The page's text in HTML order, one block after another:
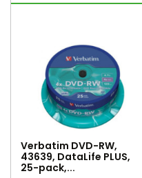
Verbatim DVD-RW,
43639, DataLife PLUS,
25-pack,...